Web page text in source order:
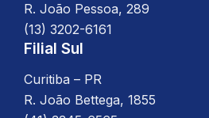
R. João Pessoa, 289
(13) 3202-6161
Filial Sul
Curitiba – PR
R. João Bettega, 1855